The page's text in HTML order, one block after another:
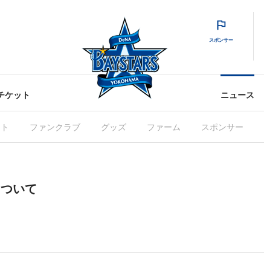
スポンサー
ケット ニュース
ファンクラブ グッズ ファーム スポンサー
いて